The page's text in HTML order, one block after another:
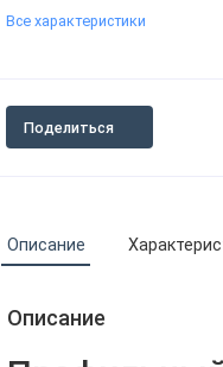
Все характеристики
Поделиться
Описание
Описание